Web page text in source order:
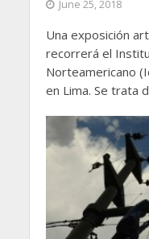
June 25, 2018
Una exposición
recorrerá el
Norteamericano
en Lima. Se trata